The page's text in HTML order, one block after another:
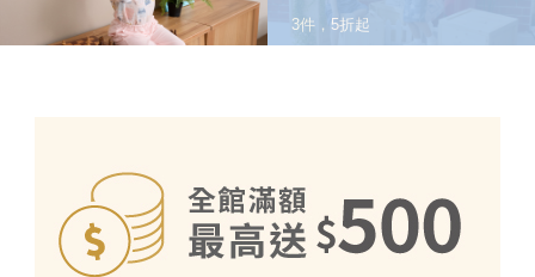
3件，5折起